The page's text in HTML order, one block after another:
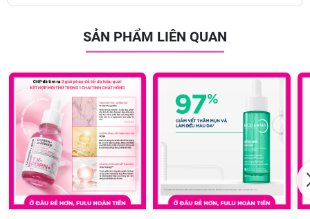
SẢN PHẨM LIÊN QUAN